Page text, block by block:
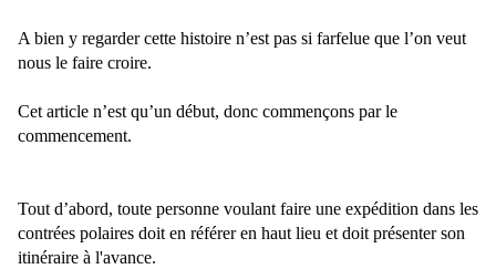
A bien y regarder cette histoire n’est pas si farfelue que l’on veut
nous le faire croire.
Cet article n’est qu’un début, donc commençons par le
commencement.
Tout d’abord, toute personne voulant faire une expédition dans les
contrées polaires doit en référer en haut lieu et doit présenter son
itinéraire à l'avance.